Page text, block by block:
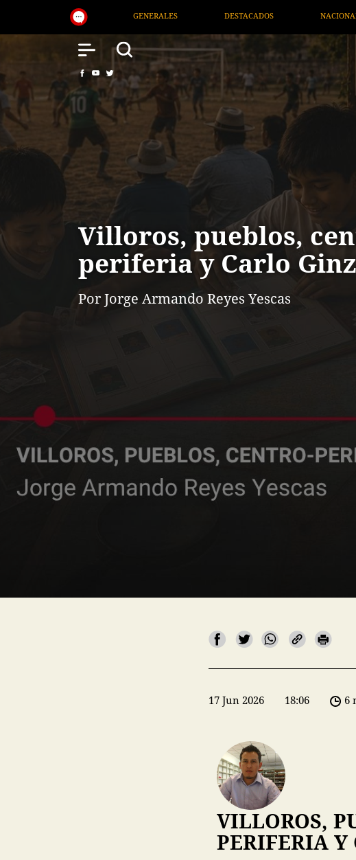
DESTACADOS NACIONAL SALUD INTERNACIONAL
Villoros, pueblos,
periferia y Carlo
Por Jorge Armando Reyes Yescas
17 Jun 2026 18:06 6
VILLOROS,
PERIFERIA Y